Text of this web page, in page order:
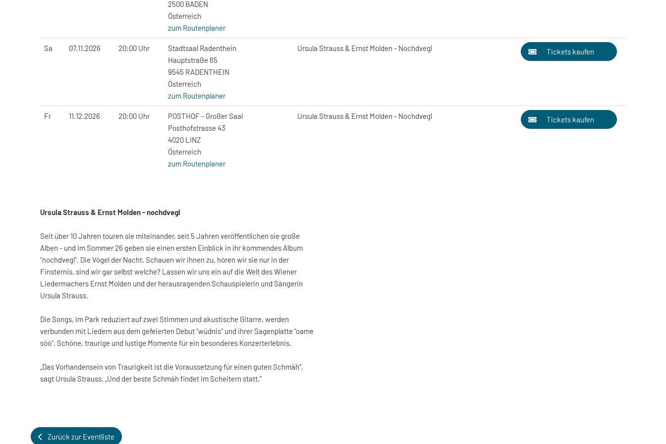
2500 BADEN
Österreich
zum Routenplaner
Sa 07.11.2026 20:00 Uhr
Stadtsaal Radenthein
Hauptstraße 65
9545 RADENTHEIN
Österreich
zum Routenplaner
Ursula Strauss & Ernst Molden - Nochdvegl Tickets kaufen
Fr 11.12.2026 20:00 Uhr
POSTHOF - Großer Saal
Posthofstrasse 43
4020 LINZ
Österreich
zum Routenplaner
Ursula Strauss & Ernst Molden - Nochdvegl Tickets kaufen
Ursula Strauss & Ernst Molden - nochdvegl
Seit über 10 Jahren touren sie miteinander, seit 5 Jahren veröffentlichen sie große
Alben - und im Sommer 26 geben sie einen ersten Einblick in ihr kommendes Album
"nochdvegl". Die Vögel der Nacht. Schauen wir ihnen zu, hören wir sie nur in der
Finsternis, sind wir gar selbst welche? Lassen wir uns ein auf die Welt des Wiener
Liedermachers Ernst Molden und der herausragenden Schauspielerin und Sängerin
Ursula Strauss.
Die Songs, im Park reduziert auf zwei Stimmen und akustische Gitarre, werden
verbunden mit Liedern aus dem gefeierten Debut "wüdnis" und ihrer Sagenplatte "oame
söö". Schöne, traurige und lustige Momente für ein besonderes Konzerterlebnis.
„Das Vorhandensein von Traurigkeit ist die Voraussetzung für einen guten Schmäh“,
sagt Ursula Strauss. „Und der beste Schmäh findet im Scheitern statt.“
Zurück zur Eventliste